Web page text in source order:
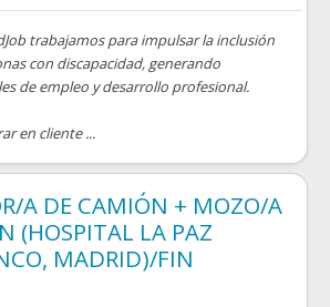
trabajamos para impulsar la inclusión
con discapacidad, generando
de empleo y desarrollo profesional.
en cliente ...
A DE CAMIÓN + MOZO/A
(HOSPITAL LA PAZ
MADRID)/FIN